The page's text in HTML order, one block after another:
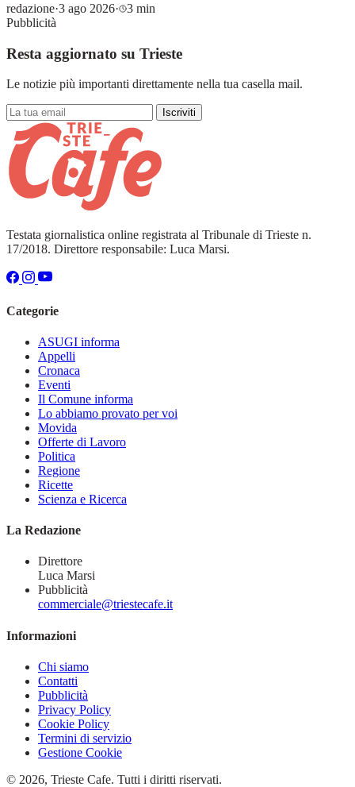
redazione·3 ago 2026·
3 min
Pubblicità
Resta aggiornato su Trieste
Le notizie più importanti direttamente nella tua casella mail.
Iscriviti
Testata giornalistica online registrata al Tribunale di Trieste n.
17/2018. Direttore responsabile: Luca Marsi.
Categorie
ASUGI informa
Appelli
Cronaca
Eventi
Il Comune informa
Lo abbiamo provato per voi
Movida
Offerte di Lavoro
Politica
Regione
Ricette
Scienza e Ricerca
La Redazione
Direttore
Luca Marsi
Pubblicità
commerciale@triestecafe.it
Informazioni
Chi siamo
Contatti
Pubblicità
Privacy Policy
Cookie Policy
Termini di servizio
Gestione Cookie
© 2026, Trieste Cafe. Tutti i diritti riservati.